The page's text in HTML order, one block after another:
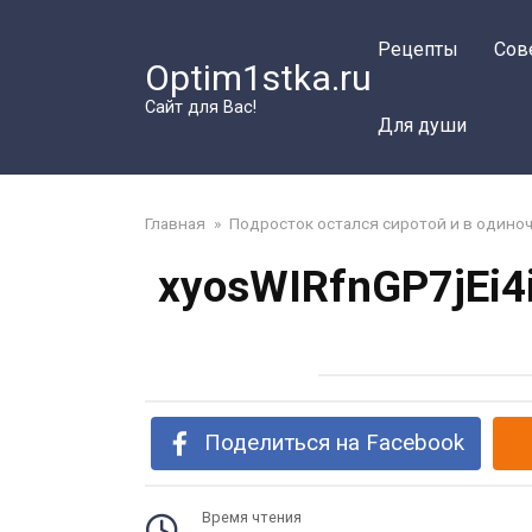
Optim1stka.ru
Сайт для Вас!
Рецепты
Для души
Главная » Подросток остался сиротой и в
Поделиться на Facebook
Время чтения